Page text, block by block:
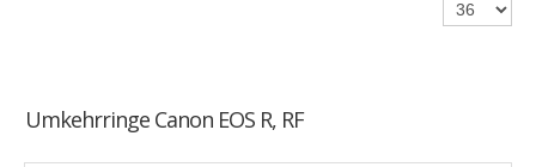
Umkehrringe Canon EOS R, RF